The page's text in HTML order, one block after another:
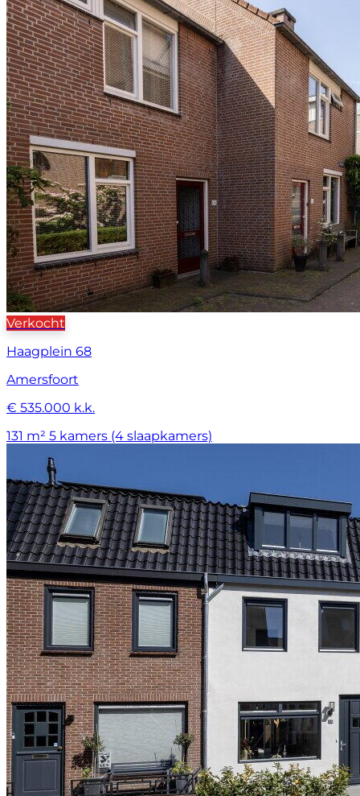
Verkocht
Haagplein 68
Amersfoort
€ 535.000 k.k.
131 m² 5 kamers (4 slaapkamers)